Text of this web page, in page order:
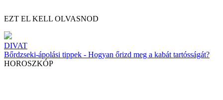
EZT EL KELL OLVASNOD
DIVAT
Bőrdzseki-ápolási tippek - Hogyan őrizd meg a kabát tartósságát?
HOROSZKÓP